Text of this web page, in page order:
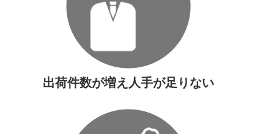
出荷件数が増え人手が足りない